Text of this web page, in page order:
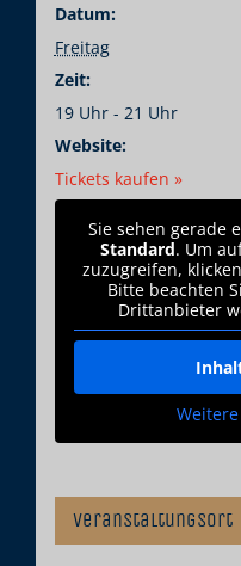
Datum:
Freitag
Zeit:
19 Uhr - 21 Uhr
Website:
Tickets kaufen »
Veranstaltungsort
Sie sehen gerade
Standard. Um
zuzugreifen,
Bitte beachten
Drittanbieter